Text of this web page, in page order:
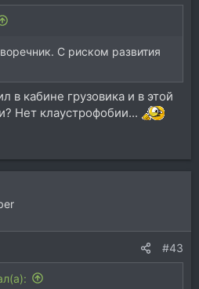
С риском развития
в кабине грузовика и в этой
Нет клаустрофобии...
#43